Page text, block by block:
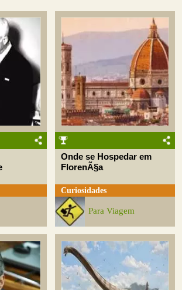
Onde se Hospedar em
FlorenÃ§a
Curiosidades
Para Viagem